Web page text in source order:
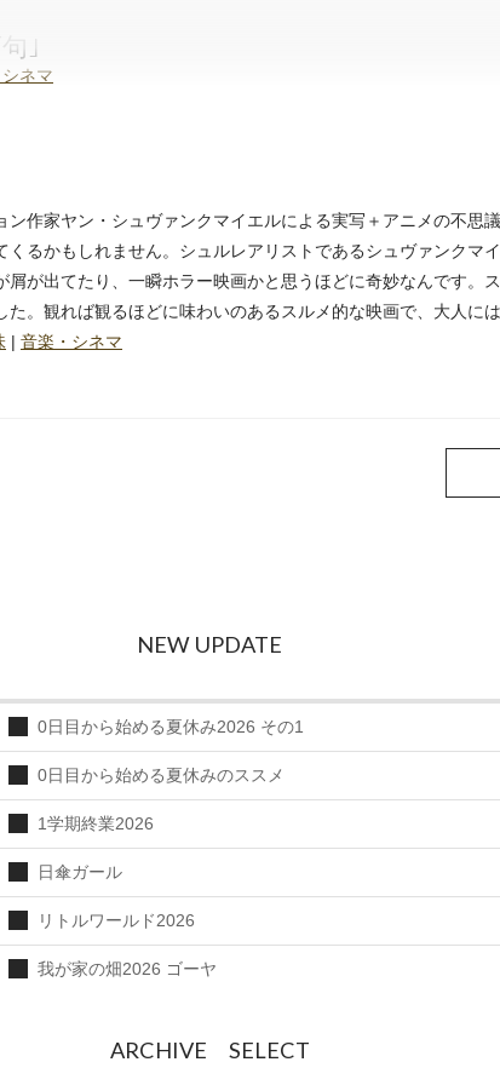
｣
ネマ
ン作家ヤン・シュヴァンクマイエルによる実写＋アニメの不
くるかもしれません。シュルレアリストであるシュヴァンク
屑が出てたり、一瞬ホラー映画かと思うほどに奇妙なんです
た。観れば観るほどに味わいのあるスルメ的な映画で、大人に
| 音楽・シネマ
NEW UPDATE
0日目から始める夏休み2026 その1
0日目から始める夏休みのススメ
1学期終業2026
日傘ガール
リトルワールド2026
我が家の畑2026 ゴーヤ
ARCHIVE SELECT